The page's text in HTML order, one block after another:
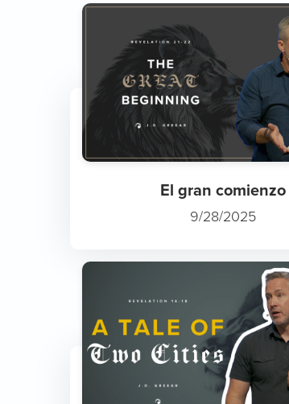
El gran comienzo
9/28/2025